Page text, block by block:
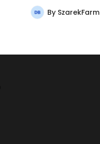
By SzarekFarm